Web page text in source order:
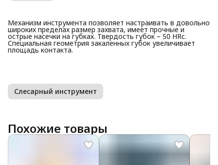
Механизм инструмента позволяет настраивать в довольно
широких пределах размер захвата, имеет прочные и
острые насечки на губках. Твердость губок – 50 HRc.
Специальная геометрия закаленных губок увеличивает
площадь контакта.
Слесарный инструмент
Похожие товары